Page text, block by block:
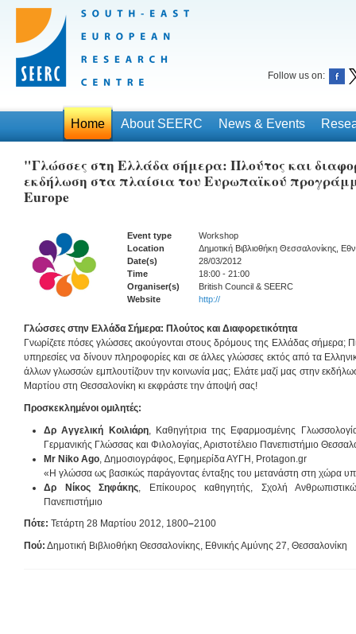
Follow us on:
Home About SEERC News & Events
"Γλώσσες στη Ελλάδα σήμερα: Πλούτος και
εκδήλωση στα πλαίσια του Ευρωπαϊκού
Europe
Event type
Workshop
Location
Δημοτική Βιβλιοθήκη Θεσσαλονίκης,
Date(s)
28/03/2012
Time
18:00 - 21:00
Organiser(s)
British Council & SEERC
Website
http://
Γλώσσες στην Ελλάδα Σήμερα: Πλούτος και Διαφορετικότητα
Γνωρίζετε πόσες γλώσσες ακούγονται στους δρόμους της Ελλάδας σήμερα;
υπηρεσίες να δίνουν πληροφορίες και σε άλλες γλώσσες εκτός από τα
άλλων γλωσσών εμπλουτίζουν την κοινωνία μας; Ελάτε μαζί μας στην
Μαρτίου στη Θεσσαλονίκη κι εκφράστε την άποψή σας!
Προσκεκλημένοι ομιλητές:
Δρ Αγγελική Κοιλιάρη, Καθηγήτρια της Εφαρμοσμένης
Γερμανικής Γλώσσας και Φιλολογίας, Αριστοτέλειο Πανεπιστήμιο
Mr Niko Ago, Δημοσιογράφος, Εφημερίδα ΑΥΓΗ, Protagon.gr
«Η γλώσσα ως βασικώς παράγοντας ένταξης του μετανάστη στη χώρα
Δρ Νίκος Σηφάκης, Επίκουρος καθηγητής, Σχολή
Πανεπιστήμιο
Πότε: Τετάρτη 28 Μαρτίου 2012, 1800–2100
Πού: Δημοτική Βιβλιοθήκη Θεσσαλονίκης, Εθνικής Αμύνης 27, Θεσσαλονίκη